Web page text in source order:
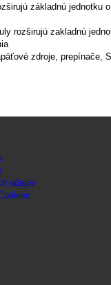
základnú jednotku
rozširujú zakladnú
zdroje, prepínače,
údajov